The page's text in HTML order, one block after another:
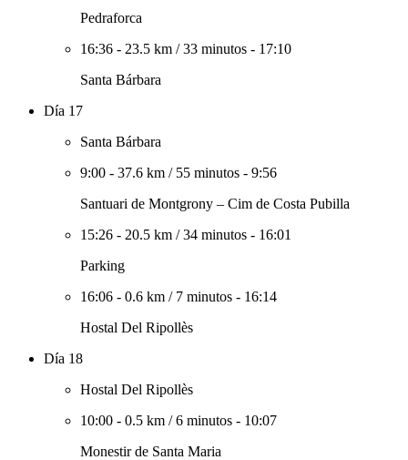
Pedraforca
16:36 - 23.5 km /33 minutos - 17:10
Santa Bárbara
Día 17
Santa Bárbara
9:00 - 37.6 km / 55 minutos - 9:56
Santuari de Montgrony – Cim de Costa Pubilla
15:26 - 20.5 km /34 minutos - 16:01
Parking
16:06 - 0.6 km / 7 minutos - 16:14
Hostal Del Ripollès
Día 18
Hostal Del Ripollès
10:00 - 0.5 km /6 minutos - 10:07
Monestir de Santa Maria